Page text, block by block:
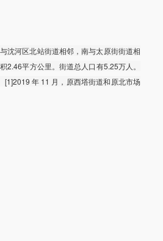
沈河区北站街道相邻，南与太原街街道相
平方公里。街道总人口有5.25万人。
年 11 月，原西塔街道和原北市场